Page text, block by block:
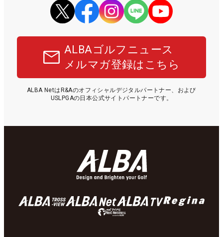
ALBAゴルフニュース
メルマガ登録はこちら
ALBA NetはR&Aのオフィシャルデジタルパートナー、および
USLPGAの日本公式サイトパートナーです。